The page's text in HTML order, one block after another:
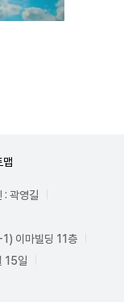
맵
: 곽영길
이마빌딩 11층
15일